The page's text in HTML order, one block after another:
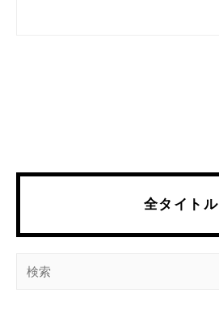
全タイトル
検